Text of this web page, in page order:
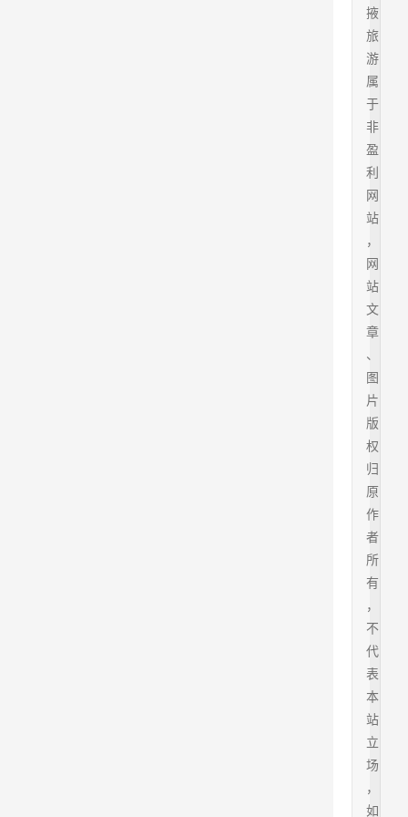
掖
旅
游
属
于
非
盈
利
网
站
，
网
站
文
章
、
图
片
版
权
归
原
作
者
所
有
，
不
代
表
本
站
立
场
，
如